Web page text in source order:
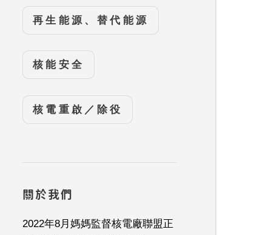
再生能源、替代能源
核能安全
核電重啟／除役
關於我們
2022年8月媽媽監督核電廠聯盟正